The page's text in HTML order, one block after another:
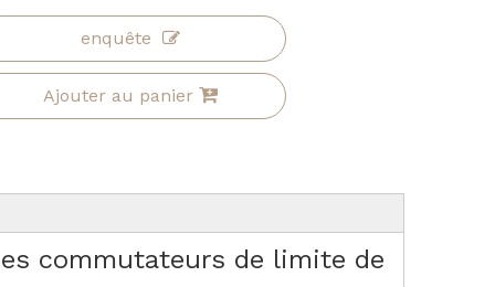
enquête
Ajouter au panier
commutateurs de limite de